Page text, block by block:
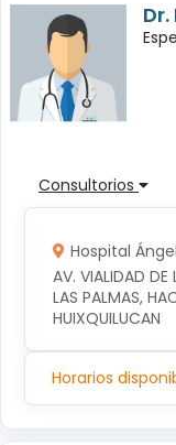
Consultorios
Hospital
AV. VIALIDAD DE
LAS PALMAS,
HUIXQUILUCAN
Horarios